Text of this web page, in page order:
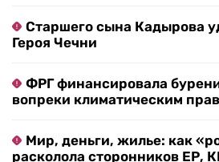
Старшего сына Кадырова
Героя Чечни
ФРГ финансировала
вопреки климатическим
Мир, деньги, жилье: как
расколола сторонников ЕР,